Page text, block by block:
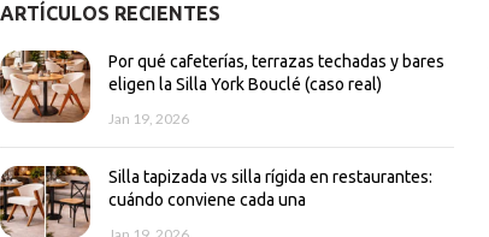
ARTÍCULOS RECIENTES
Por qué cafeterías, terrazas techadas y bares
eligen la Silla York Bouclé (caso real)
Jan 19, 2026
Silla tapizada vs silla rígida en restaurantes:
cuándo conviene cada una
Jan 19, 2026